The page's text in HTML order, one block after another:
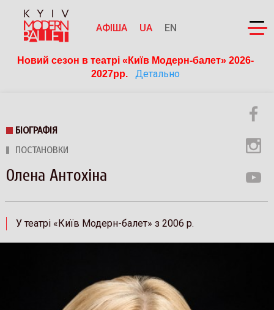
АФІША UA EN
Новий сезон в театрі «Київ Модерн-балет» 2026-
2027рр.
Детально
БІОГРАФІЯ
ПОСТАНОВКИ
Олена Антохіна
У театрі «Київ Модерн-балет» з 2006 р.